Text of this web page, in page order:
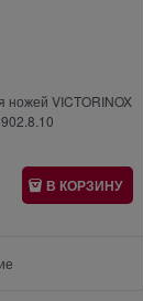
ножей VICTORINOX
В КОРЗИНУ